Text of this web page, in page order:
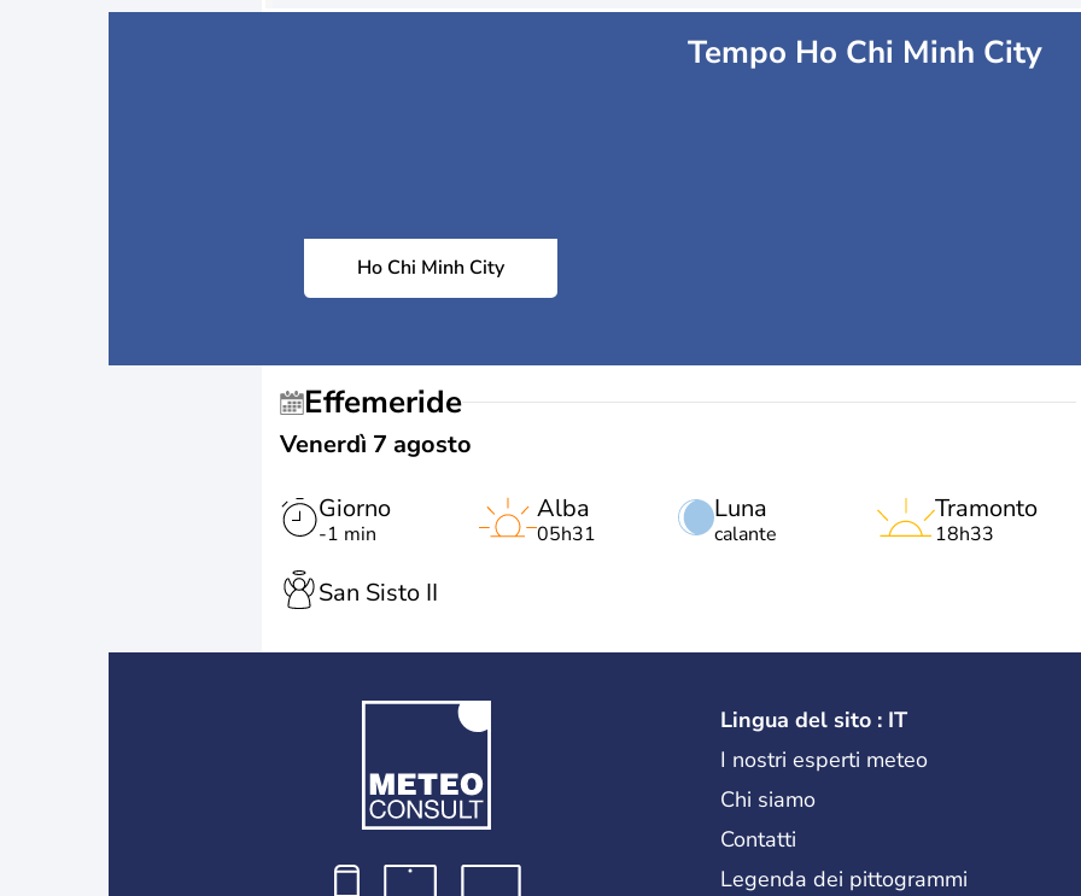
Tempo Ho Chi Minh City
Ho Chi Minh City
Effemeride
Venerdì 7 agosto
Giorno
-1 min
Luna
calante
Alba
05h31
Tramonto
18h33
San Sisto II
Lingua del sito : IT
I nostri esperti meteo
Chi siamo
Contatti
Legenda dei pittogrammi